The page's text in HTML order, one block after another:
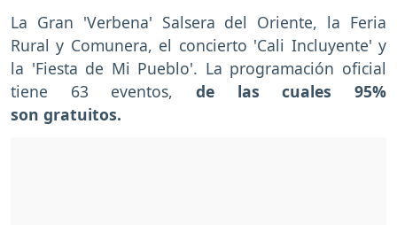
La Gran 'Verbena' Salsera del Oriente, la Feria
Rural y Comunera, el concierto 'Cali Incluyente' y
la 'Fiesta de Mi Pueblo'. La programación oficial
tiene 63 eventos, de las cuales 95%
son gratuitos.